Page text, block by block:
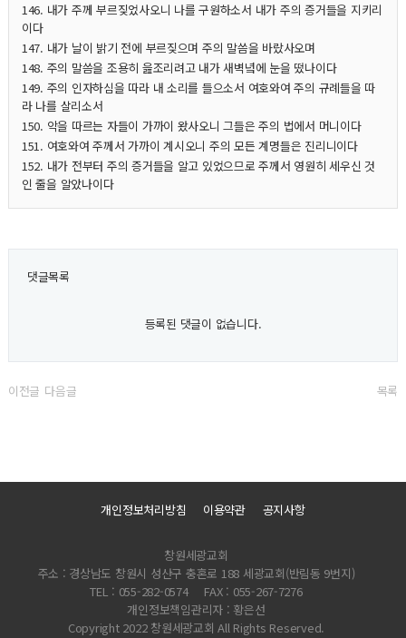
146. 내가 주께 부르짖었사오니 나를 구원하소서 내가 주의 증거들을 지키리
이다
147. 내가 날이 밝기 전에 부르짖으며 주의 말씀을 바랐사오며
148. 주의 말씀을 조용히 읊조리려고 내가 새벽녘에 눈을 떴나이다
149. 주의 인자하심을 따라 내 소리를 들으소서 여호와여 주의 규례들을 따
라 나를 살리소서
150. 악을 따르는 자들이 가까이 왔사오니 그들은 주의 법에서 머니이다
151. 여호와여 주께서 가까이 계시오니 주의 모든 계명들은 진리니이다
152. 내가 전부터 주의 증거들을 알고 있었으므로 주께서 영원히 세우신 것
인 줄을 알았나이다
댓글목록
등록된 댓글이 없습니다.
이전글 다음글 목록
개인정보처리방침 이용약관 공지사항
창원세광교회
주소 : 경상남도 창원시 성산구 충혼로 188 세광교회(반림동 9번지)
TEL : 055-282-0574
FAX : 055-267-7276
개인정보책임관리자 : 황은선
Copyright 2022 창원세광교회 All Rights Reserved.